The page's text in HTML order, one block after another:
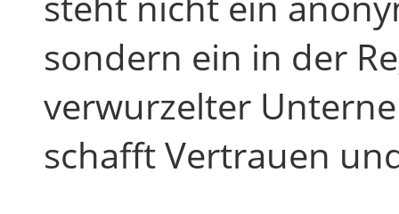
sondern ein in der
verwurzelter
schafft Vertrauen